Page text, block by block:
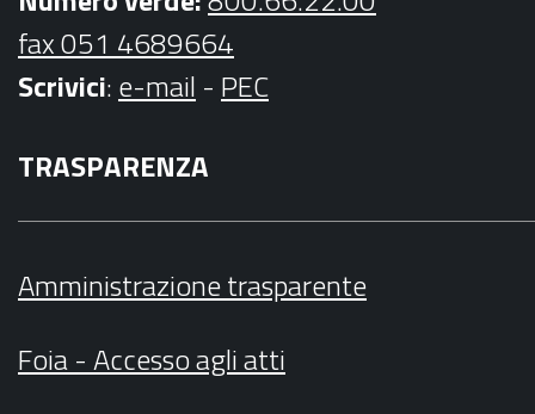
fax 051 4689664
Scrivici:e-mail - PEC
TRASPARENZA
Amministrazione trasparente
Foia - Accesso agli atti